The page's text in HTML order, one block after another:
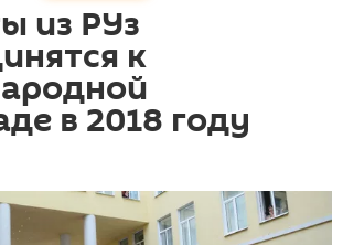
из РУз
к
в 2018 году